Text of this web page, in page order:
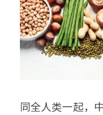
同全人类一起，